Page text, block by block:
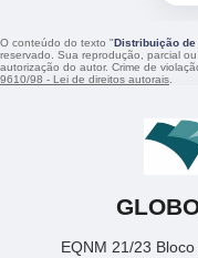
O conteúdo do texto "Distribuição de
reservado. Sua reprodução, parcial
autorização do autor. Crime de
9610/98 - Lei de direitos autorais
EQNM 21/23